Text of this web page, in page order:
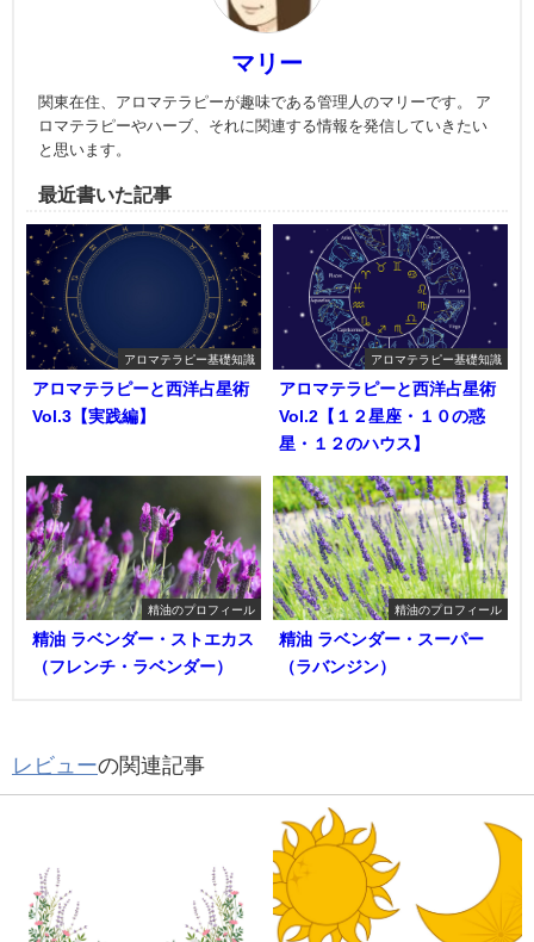
マリー
関東在住、アロマテラピーが趣味である管理人のマリーです。 ア
ロマテラピーやハーブ、それに関連する情報を発信していきたい
と思います。
最近書いた記事
アロマテラピー基礎知識
アロマテラピーと西洋占星術
Vol.3【実践編】
アロマテラピー基礎知識
アロマテラピーと西洋占星術
Vol.2【１２星座・１０の惑
星・１２のハウス】
精油のプロフィール
精油 ラベンダー・ストエカス
（フレンチ・ラベンダー）
精油のプロフィール
精油 ラベンダー・スーパー
（ラバンジン）
レビューの関連記事